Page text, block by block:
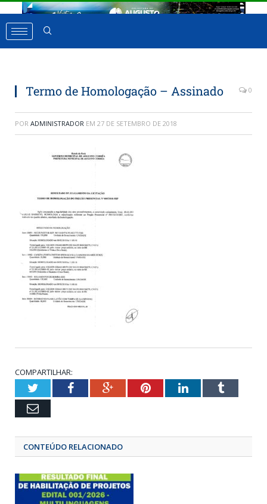
Termo de Homologação – Assinado 0
POR ADMINISTRADOR EM 27 DE SETEMBRO DE 2018
COMPARTILHAR:
TwitterFacebookGoogle+Pinterest
LinkedIn
Email
CONTEÚDO RELACIONADO